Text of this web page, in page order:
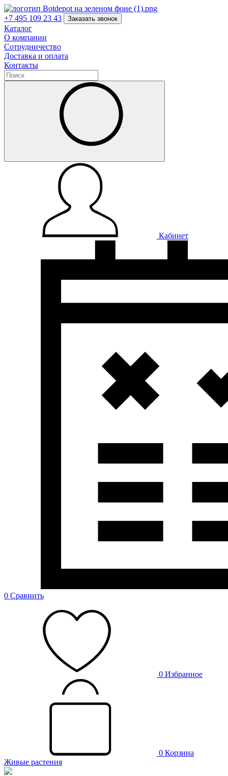
+7 495 109 23 43 Заказать звонок
Каталог
О компании
Сотрудничество
Доставка и оплата
Контакты
Кабинет
0 Сравнить
0 Избранное
0 Корзина
Живые растения